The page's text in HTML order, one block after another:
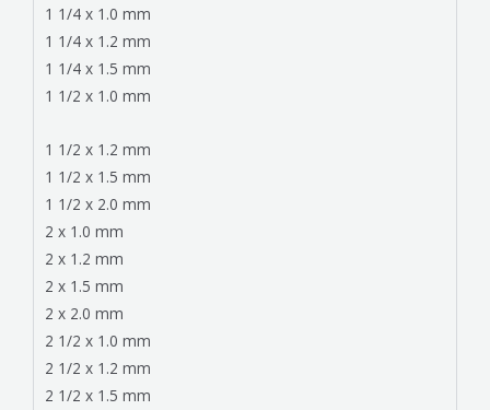
1 1/4 x 1.0 mm
1 1/4 x 1.2 mm
1 1/4 x 1.5 mm
1 1/2 x 1.0 mm
1 1/2 x 1.2 mm
1 1/2 x 1.5 mm
1 1/2 x 2.0 mm
2 x 1.0 mm
2 x 1.2 mm
2 x 1.5 mm
2 x 2.0 mm
2 1/2 x 1.0 mm
2 1/2 x 1.2 mm
2 1/2 x 1.5 mm